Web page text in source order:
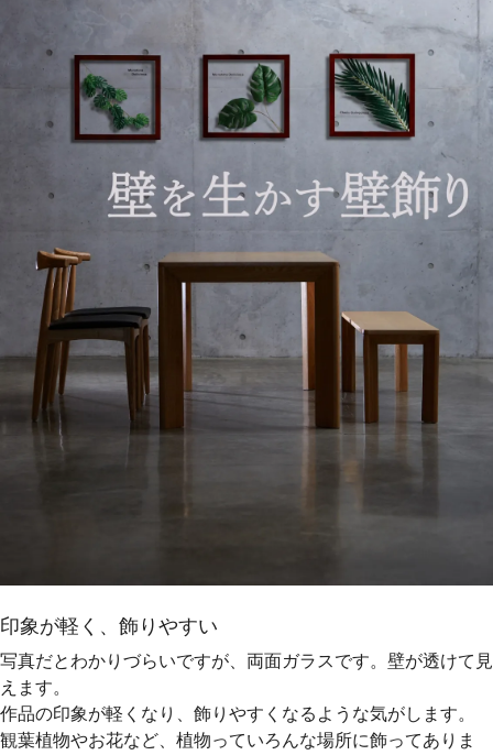
印象が軽く、飾りやすい
写真だとわかりづらいですが、両面ガラスです。壁が透けて見
えます。
作品の印象が軽くなり、飾りやすくなるような気がします。
観葉植物やお花など、植物っていろんな場所に飾ってありま